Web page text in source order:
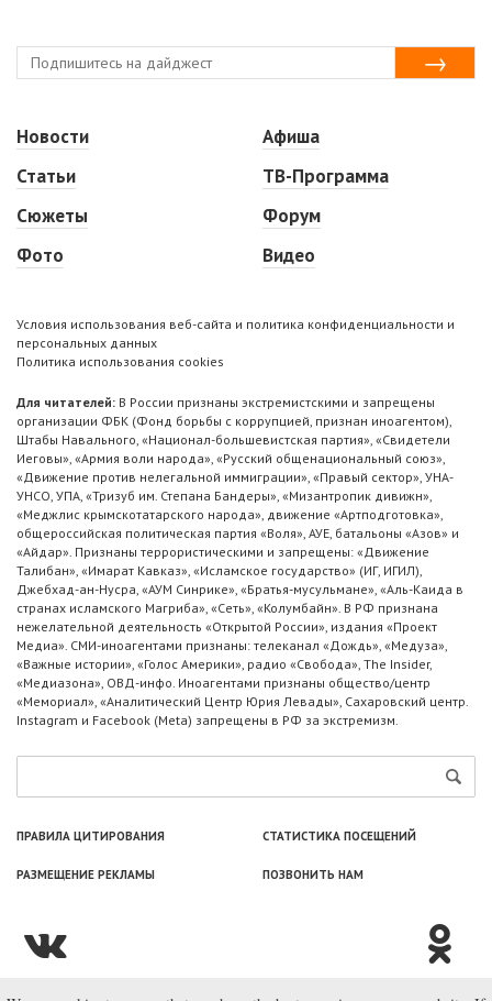
Новости
Статьи
Сюжеты
Фото
Афиша
ТВ-Программа
Форум
Видео
Условия использования веб-сайта и политика конфиденциальности и
персональных данных
Политика использования cookies
Для читателей: В России признаны экстремистскими и запрещены
организации ФБК (Фонд борьбы с коррупцией, признан иноагентом),
Штабы Навального, «Национал-большевистская партия», «Свидетели
Иеговы», «Армия воли народа», «Русский общенациональный союз»,
«Движение против нелегальной иммиграции», «Правый сектор», УНА-
УНСО, УПА, «Тризуб им. Степана Бандеры», «Мизантропик дивижн»,
«Меджлис крымскотатарского народа», движение «Артподготовка»,
общероссийская политическая партия «Воля», АУЕ, батальоны «Азов» и
«Айдар». Признаны террористическими и запрещены: «Движение
Талибан», «Имарат Кавказ», «Исламское государство» (ИГ, ИГИЛ),
Джебхад-ан-Нусра, «АУМ Синрике», «Братья-мусульмане», «Аль-Каида в
странах исламского Магриба», «Сеть», «Колумбайн». В РФ признана
нежелательной деятельность «Открытой России», издания «Проект
Медиа». СМИ-иноагентами признаны: телеканал «Дождь», «Медуза»,
«Важные истории», «Голос Америки», радио «Свобода», The Insider,
«Медиазона», ОВД-инфо. Иноагентами признаны общество/центр
«Мемориал», «Аналитический Центр Юрия Левады», Сахаровский центр.
Instagram и Facebook (Metа) запрещены в РФ за экстремизм.
ПРАВИЛА ЦИТИРОВАНИЯ СТАТИСТИКА ПОСЕЩЕНИЙ
РАЗМЕЩЕНИЕ РЕКЛАМЫ ПОЗВОНИТЬ НАМ